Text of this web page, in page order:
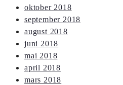
oktober 2018
september 2018
august 2018
juni 2018
mai 2018
april 2018
mars 2018